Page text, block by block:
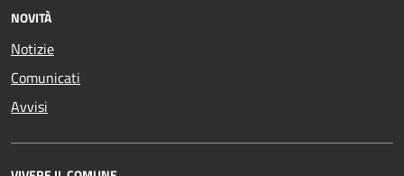
NOVITÀ
Notizie
Comunicati
Avvisi